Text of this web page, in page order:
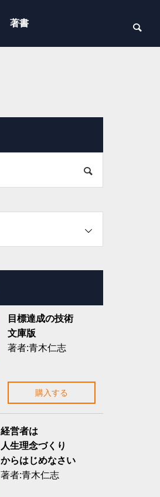
著書
目標達成の技術
文庫版
著者:青木仁志
購入する
経営者は
人生理念づくり
からはじめなさい
著者:青木仁志